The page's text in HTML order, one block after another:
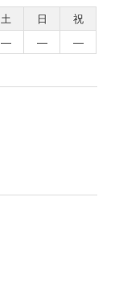
土 日
祝
― ― ―